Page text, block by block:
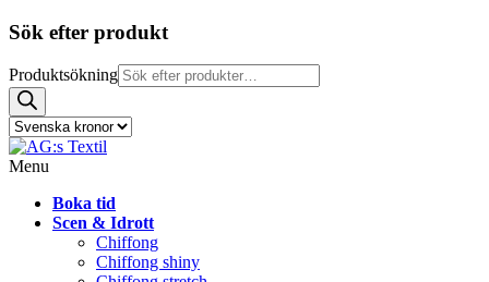
Sök efter produkt
Produktsökning
Menu
Boka tid
Scen & Idrott
Chiffong
Chiffong shiny